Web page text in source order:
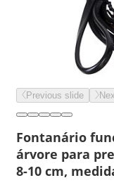
Previous slide
Fontanário
árvore para
8-10 cm,